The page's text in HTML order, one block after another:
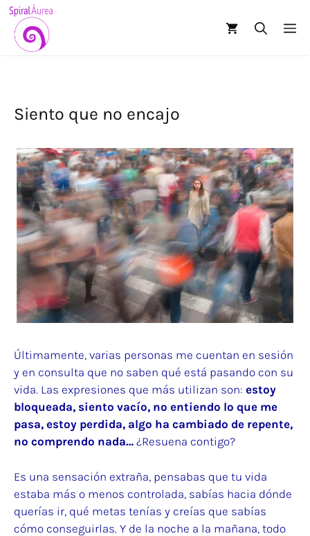
Saltar
contenido
Siento que no encajo
Últimamente, varias personas me cuentan en sesión
y en consulta que no saben qué está pasando con su
vida. Las expresiones que más utilizan son: estoy
bloqueada, siento vacío, no entiendo lo que me
pasa, estoy perdida, algo ha cambiado de repente,
no comprendo nada… ¿Resuena contigo?
Es una sensación extraña, pensabas que tu vida
estaba más o menos controlada, sabías hacia dónde
querías ir, qué metas tenías y creías que sabías
cómo conseguirlas. Y de la noche a la mañana, todo